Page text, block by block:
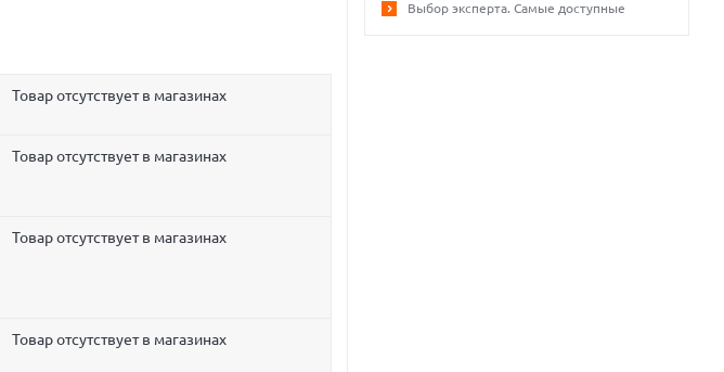
Товар отсутствует в магазинах
Товар отсутствует в магазинах
Товар отсутствует в магазинах
Товар отсутствует в магазинах
Выбор эксперта. Самые доступные